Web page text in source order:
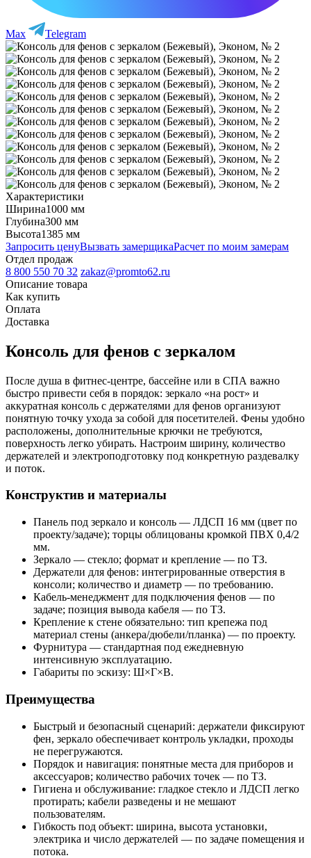
Max Telegram
Характеристики
Ширина1000 мм
Глубина300 мм
Высота1385 мм
Запросить ценуВызвать замерщикаРасчет по моим замерам
Отдел продаж
8 800 550 70 32 zakaz@promto62.ru
Описание товара
Как купить
Оплата
Доставка
Консоль для фенов с зеркалом
После душа в фитнес-центре, бассейне или в СПА важно
быстро привести себя в порядок: зеркало «на рост» и
аккуратная консоль с держателями для фенов организуют
понятную точку ухода за собой для посетителей. Фены удобно
расположены, дополнительные крючки не требуются,
поверхность легко убирать. Настроим ширину, количество
держателей и электроподготовку под конкретную раздевалку
и поток.
Конструктив и материалы
Панель под зеркало и консоль — ЛДСП 16 мм (цвет по
проекту/задаче); торцы облицованы кромкой ПВХ 0,4/2
мм.
Зеркало — стекло; формат и крепление — по ТЗ.
Держатели для фенов: интегрированные отверстия в
консоли; количество и диаметр — по требованию.
Кабель‑менеджмент для подключения фенов — по
задаче; позиция вывода кабеля — по ТЗ.
Крепление к стене обязательно: тип крепежа под
материал стены (анкера/дюбели/планка) — по проекту.
Фурнитура — стандартная под ежедневную
интенсивную эксплуатацию.
Габариты по эскизу: Ш×Г×В.
Преимущества
Быстрый и безопасный сценарий: держатели фиксируют
фен, зеркало обеспечивает контроль укладки, проходы
не перегружаются.
Порядок и навигация: понятные места для приборов и
аксессуаров; количество рабочих точек — по ТЗ.
Гигиена и обслуживание: гладкое стекло и ЛДСП легко
протирать; кабели разведены и не мешают
пользователям.
Гибкость под объект: ширина, высота установки,
электрика и число держателей — по задаче помещения и
потока.